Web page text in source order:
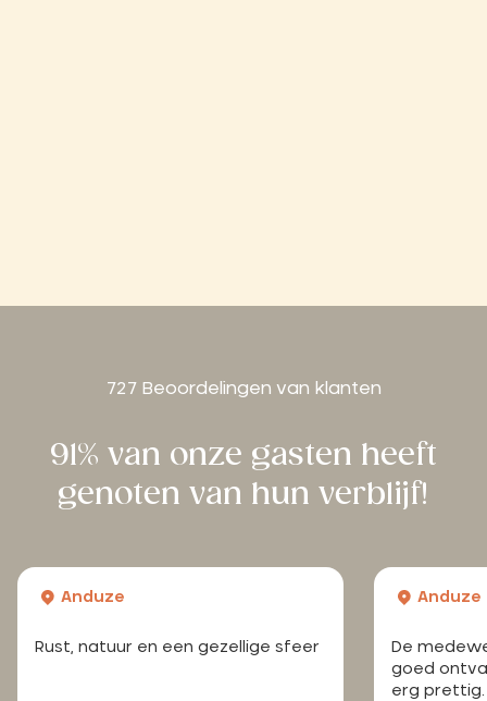
727 Beoordelingen van klanten
91% van onze gasten heeft
genoten van hun verblijf!
Anduze
Rust, natuur en een gezellige sfeer
Anduze
De
goed
erg prettig.